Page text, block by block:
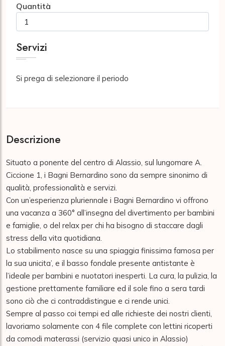
Quantità
Servizi
Si prega di selezionare il periodo
Descrizione
Situato a ponente del centro di Alassio, sul lungomare A.
Ciccione 1, i Bagni Bernardino sono da sempre sinonimo di
qualità, professionalità e servizi.
Con un’esperienza pluriennale i Bagni Bernardino vi offrono
una vacanza a 360° all’insegna del divertimento per bambini
e famiglie, o del relax per chi ha bisogno di staccare dagli
stress della vita quotidiana.
Lo stabilimento nasce su una spiaggia finissima famosa per
la sua unicita’, e il basso fondale presente antistante è
l’ideale per bambini e nuotatori inesperti. La cura, la pulizia, la
gestione prettamente familiare ed il sole fino a sera tardi
sono ciò che ci contraddistingue e ci rende unici.
Sempre al passo coi tempi ed alle richieste dei nostri clienti,
lavoriamo solamente con 4 file complete con lettini ricoperti
da comodi materassi (servizio quasi unico in Alassio)